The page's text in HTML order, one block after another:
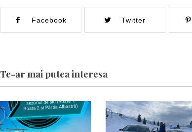
Facebook Twitter
Te-ar mai putea interesa